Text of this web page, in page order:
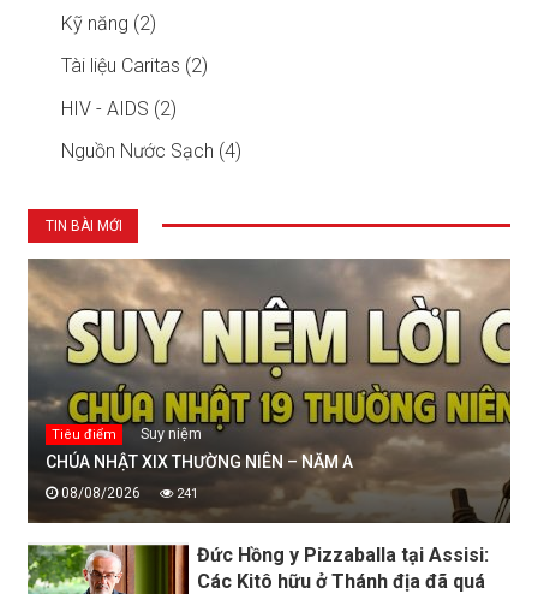
Kỹ năng (2)
Tài liệu Caritas (2)
HIV - AIDS (2)
Nguồn Nước Sạch (4)
TIN BÀI MỚI
Tiêu điểm Suy niệm
CHÚA NHẬT XIX THƯỜNG NIÊN – NĂM A
08/08/2026 241
Đức Hồng y Pizzaballa tại Assisi:
Các Kitô hữu ở Thánh địa đã quá